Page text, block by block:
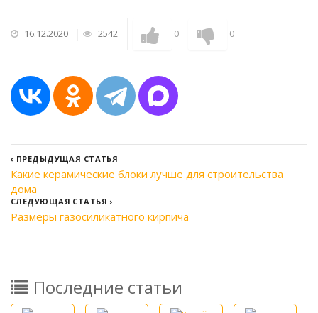
16.12.2020 2542 0 0
‹ ПРЕДЫДУЩАЯ СТАТЬЯ
Какие керамические блоки лучше для строительства
дома
СЛЕДУЮЩАЯ СТАТЬЯ ›
Размеры газосиликатного кирпича
Последние статьи